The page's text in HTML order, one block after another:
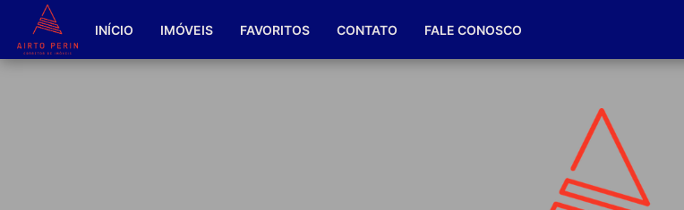
INÍCIO IMÓVEIS FAVORITOS CONTATO FALE CONOSCO